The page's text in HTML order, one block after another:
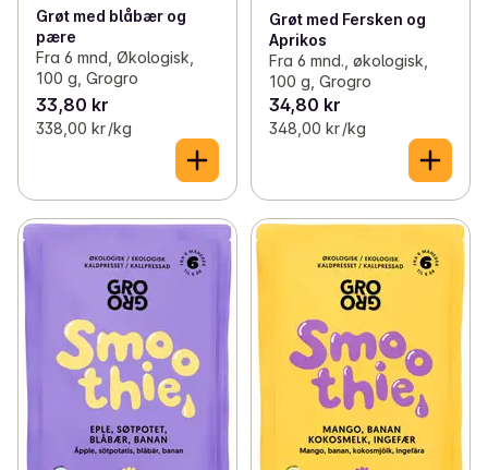
Grøt med blåbær og
pære
Fra 6 mnd, Økologisk,
100 g, Grogro
33,80 kr
338,00 kr /kg
Grøt med Fersken og
Aprikos
Fra 6 mnd., økologisk,
100 g, Grogro
34,80 kr
348,00 kr /kg